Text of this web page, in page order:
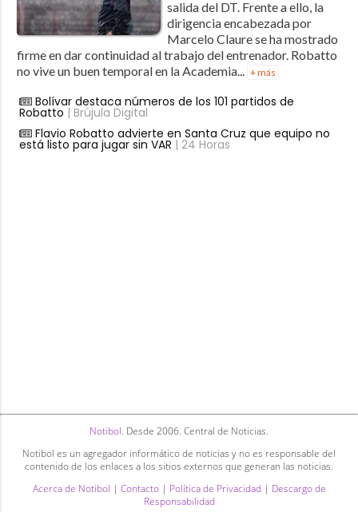
salida del DT. Frente a ello, la
dirigencia encabezada por
Marcelo Claure se ha mostrado
firme en dar continuidad al trabajo del entrenador. Robatto
no vive un buen temporal en la Academia... + más
Bolívar destaca números de los 101 partidos de
Robatto | Brújula Digital
Flavio Robatto advierte en Santa Cruz que equipo no
está listo para jugar sin VAR | 24 Horas
Notibol. Desde 2006. Central de Noticias.
Notibol es un agregador informático de noticias y no es responsable del
contenido de los enlaces a los sitios externos que generan las noticias.
Acerca de Notibol | Contacto| Política de Privacidad | Descargo de
Responsabilidad